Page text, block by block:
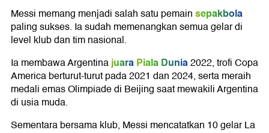
Messi memang menjadi salah satu pemainsepakbola
paling sukses. Ia sudah memenangkan semua gelar di
level klub dan tim nasional.
Ia membawa ArgentinajuaraPiala Dunia2022, trofi Copa
America berturut-turut pada 2021 dan 2024, serta meraih
medali emas Olimpiade di Beijing saat mewakili Argentina
di usia muda.
Sementara bersama klub, Messi mencatatkan 10 gelar La